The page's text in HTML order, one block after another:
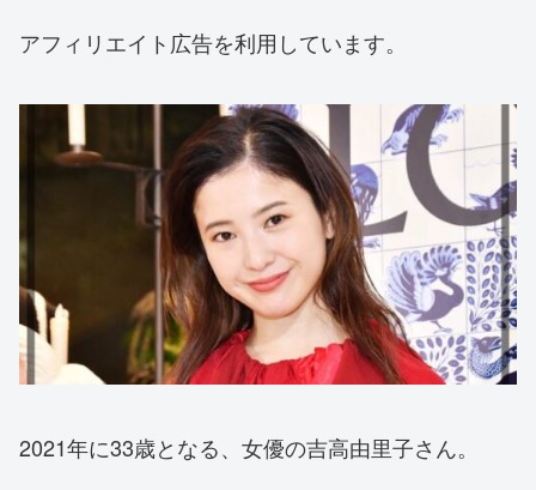
アフィリエイト広告を利用しています。
2021年に33歳となる、女優の吉高由里子さん。